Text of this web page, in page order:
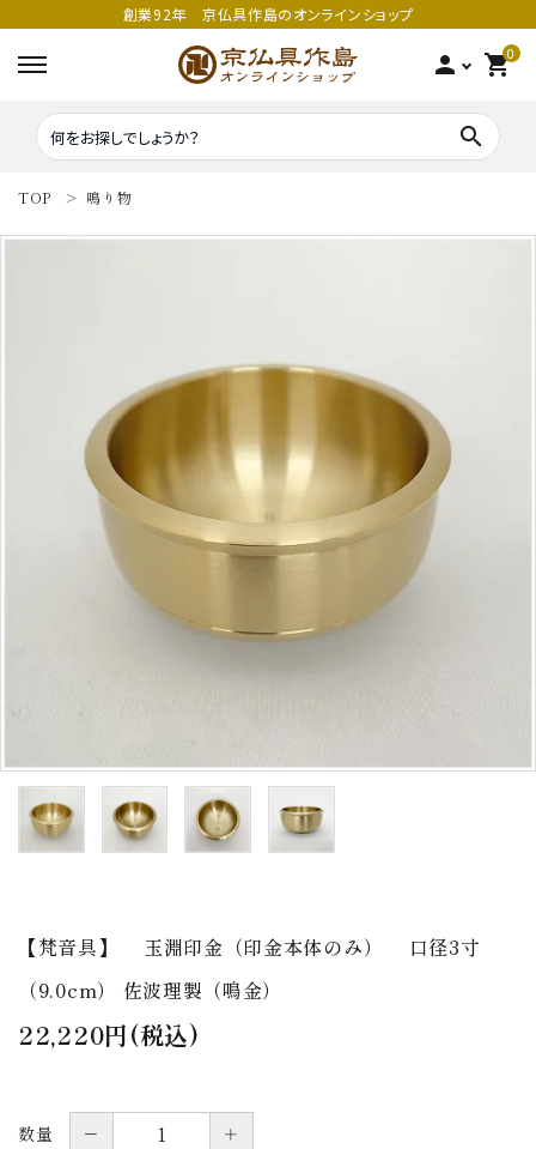
創業92年 京仏具作島のオンラインショップ
person 0
shopping_cart
search
錫杖
鳴り物
印金
家庭用仏具
アウトレット
お問い合わせ
TOP 鳴り物
【梵音具】 玉淵印金（印金本体のみ） 口径3寸
（9.0cm） 佐波理製（鳴金）
22,220円(税込)
数量 － ＋